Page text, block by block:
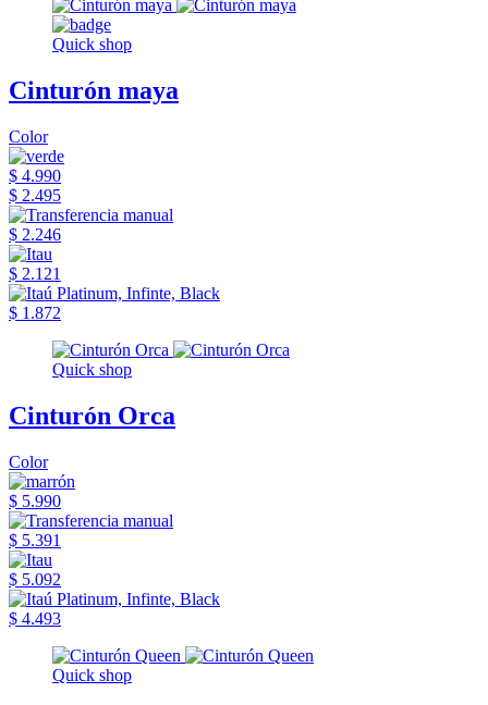
Quick shop
Cinturón maya
Color
$ 4.990
$ 2.495
$ 2.246
$ 2.121
$ 1.872
Quick shop
Cinturón Orca
Color
$ 5.990
$ 5.391
$ 5.092
$ 4.493
Quick shop